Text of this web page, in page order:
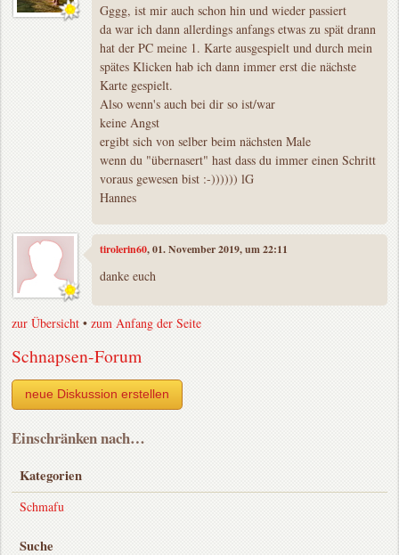
Gggg, ist mir auch schon hin und wieder passiert
da war ich dann allerdings anfangs etwas zu spät drann
hat der PC meine 1. Karte ausgespielt und durch mein
spätes Klicken hab ich dann immer erst die nächste
Karte gespielt.
Also wenn's auch bei dir so ist/war
keine Angst
ergibt sich von selber beim nächsten Male
wenn du "übernasert" hast dass du immer einen Schritt
voraus gewesen bist :-)))))) lG
Hannes
tirolerin60, 01. November 2019, um 22:11
danke euch
zur Übersicht •zum Anfang der Seite
Schnapsen-Forum
neue Diskussion erstellen
Einschränken nach…
Kategorien
Schmafu
Suche